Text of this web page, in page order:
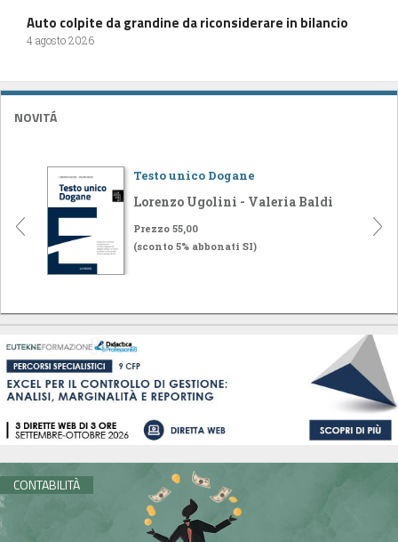
Auto colpite da grandine da riconsiderare in bilancio
4 agosto 2026
NOVITÁ
Testo unico Dogane
Lorenzo Ugolini - Valeria Baldi
Prezzo 55,00
(sconto 5% abbonati SI)
CONTABILITÀ